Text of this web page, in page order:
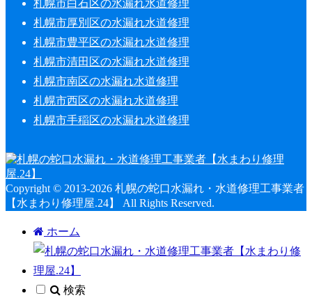
札幌市白石区の水漏れ水道修理
札幌市厚別区の水漏れ水道修理
札幌市豊平区の水漏れ水道修理
札幌市清田区の水漏れ水道修理
札幌市南区の水漏れ水道修理
札幌市西区の水漏れ水道修理
札幌市手稲区の水漏れ水道修理
Copyright © 2013-2026 札幌の蛇口水漏れ・水道修理工事業者
【水まわり修理屋.24】 All Rights Reserved.
ホーム
検索